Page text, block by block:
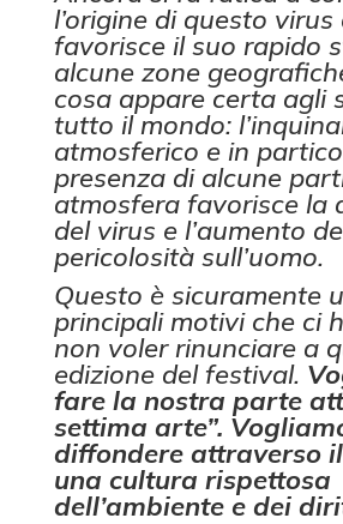
l’origine di questo virus
favorisce il suo rapido
alcune zone
cosa appare certa agli
tutto il mondo:
atmosferico e in
presenza di alcune
atmosfera favorisce la
del virus e l’aumento
pericolosità sull’uomo.
Questo è sicuramente
principali motivi che ci
non voler rinunciare a
edizione del festival.
fare la nostra parte
settima arte”.
diffondere attraverso
una cultura rispettosa
dell’ambiente e dei